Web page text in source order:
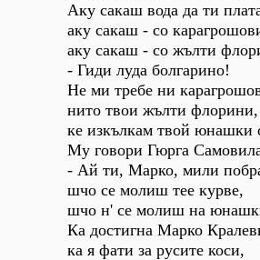
Аку сакаш вода да ти
аку сакаш - со
аку сакаш - со жълти
- Гиди луда болгарино!
Не ми требе ни
нито твои жълти
ке изкълкам твой юнашки
Му говори Гюрга
- Ай ти, Марко, мили
шчо се молиш тее курве,
шчо н' се молиш на
Ка достигна Марко
ка я фати за русите коси,